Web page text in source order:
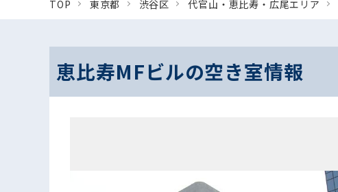
TOP 東京都 渋谷区 代官山・恵比寿・広尾エリア
恵比寿MFビルの空き室情報